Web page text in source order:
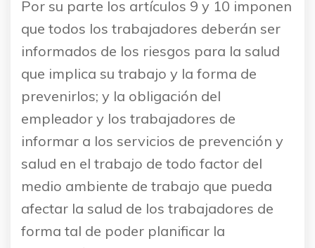
Por su parte los artículos 9 y 10 imponen
que todos los trabajadores deberán ser
informados de los riesgos para la salud
que implica su trabajo y la forma de
prevenirlos; y la obligación del
empleador y los trabajadores de
informar a los servicios de prevención y
salud en el trabajo de todo factor del
medio ambiente de trabajo que pueda
afectar la salud de los trabajadores de
forma tal de poder planificar la